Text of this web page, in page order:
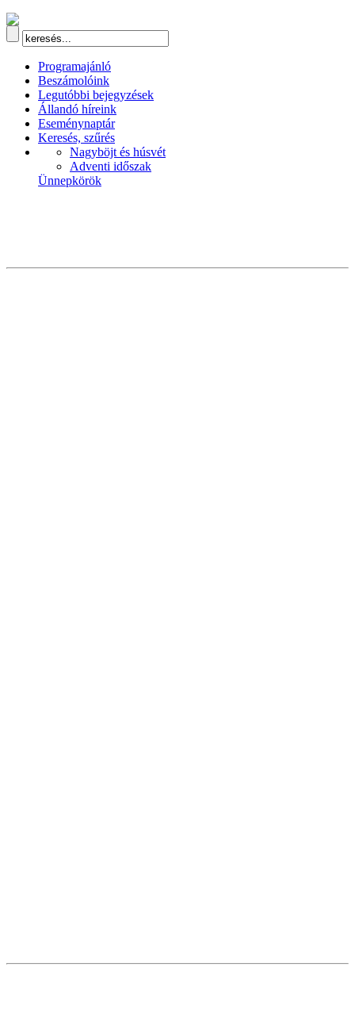
Programajánló
Beszámolóink
Legutóbbi bejegyzések
Állandó híreink
Eseménynaptár
Keresés, szűrés
Nagyböjt és húsvét
Adventi időszak
Ünnepkörök